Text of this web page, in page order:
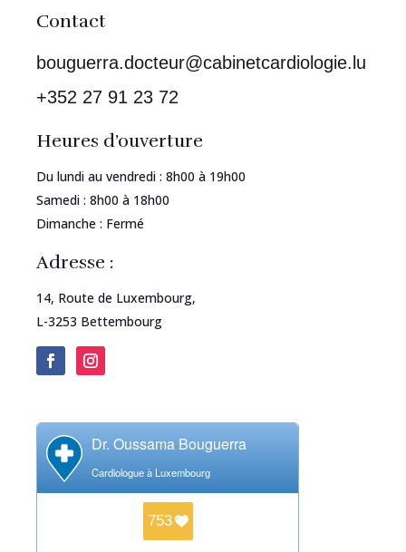
Contact
bouguerra.docteur@cabinetcardiologie.lu
+352 27 91 23 72
Heures d’ouverture
Du lundi au vendredi : 8h00 à 19h00
Samedi : 8h00 à 18h00
Dimanche : Fermé
Adresse :
14, Route de Luxembourg,
L-3253 Bettembourg
Dr. Oussama Bouguerra
Cardiologue à Luxembourg
753